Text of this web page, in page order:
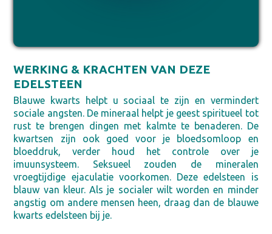
WERKING & KRACHTEN VAN DEZE
EDELSTEEN
Blauwe kwarts helpt u sociaal te zijn en vermindert
sociale angsten. De mineraal helpt je geest spiritueel tot
rust te brengen dingen met kalmte te benaderen. De
kwartsen zijn ook goed voor je bloedsomloop en
bloeddruk, verder houd het controle over je
imuunsysteem. Seksueel zouden de mineralen
vroegtijdige ejaculatie voorkomen. Deze edelsteen is
blauw van kleur. Als je socialer wilt worden en minder
angstig om andere mensen heen, draag dan de blauwe
kwarts edelsteen bij je.